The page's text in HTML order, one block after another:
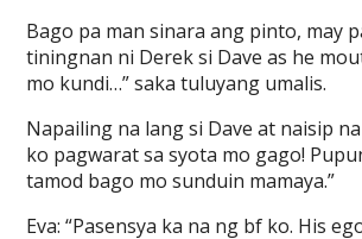
Bago pa man sinara ang pinto, may
tiningnan ni Derek si Dave as he
mo kundi…” saka tuluyang umalis.
Napailing na lang si Dave at naisip
ko pagwarat sa syota mo gago!
tamod bago mo sunduin mamaya.”
Eva: “Pasensya ka na ng bf ko. His